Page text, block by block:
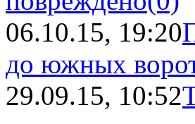
06.10.15, 19:20
до южных
29.09.15, 10:52